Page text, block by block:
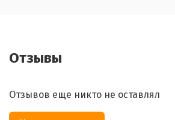
Отзывы
Отзывов еще никто не оставлял